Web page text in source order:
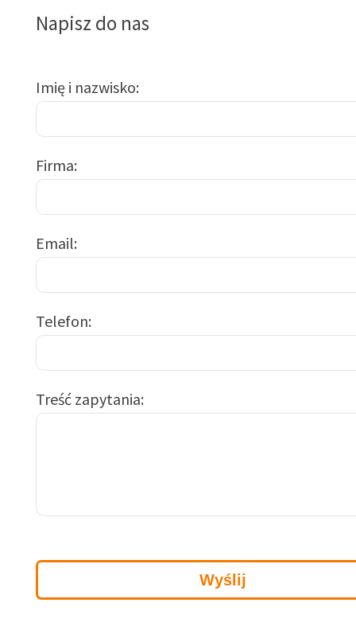
Napisz do nas
Imię i nazwisko
Firma
Email
Telefon
Treść zapytania